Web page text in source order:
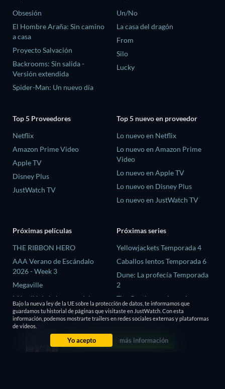
Obsesión
El Hombre Araña: Sin camino
a casa
Proyecto Salvación
Backrooms: Sin salida -
Versión extendida
Spider-Man: Un nuevo día
Un/No
La casa del dragón
From
Silo
Lucky
Top 5 Proveedores
Netflix
Amazon Prime Video
Apple TV
Disney Plus
JustWatch TV
Top 5 nuevo en proveedor
Lo nuevo en Netflix
Lo nuevo en Amazon Prime
Video
Lo nuevo en Apple TV
Lo nuevo en Disney Plus
Lo nuevo en JustWatch TV
Próximas películas
THE RIBBON HERO
AAA Verano de Escándalo
2026 - Week 3
Megaville
Más allá de la barrera del
tiempo
El proceso de las brujas
Próximas series
Yellowjackets Temporada 4
Caballos lentos Temporada 6
Dune: La profecía Temporada
2
The Gentlemen: La serie
Temporada 2
El amor es ciego: Reino Unido
Bajo la nueva ley de la UE sobre la protección de datos, te informamos que
guardamos tu historial de páginas que visitaste en JustWatch. Con esta
información, podemos mostrarte trailers en redes sociales externas y plataformas
de videos.
Yo acepto más información